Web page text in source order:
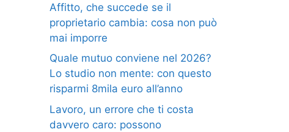
Affitto, che succede se il
proprietario cambia: cosa non può
mai imporre
Quale mutuo conviene nel 2026?
Lo studio non mente: con questo
risparmi 8mila euro all’anno
Lavoro, un errore che ti costa
davvero caro: possono